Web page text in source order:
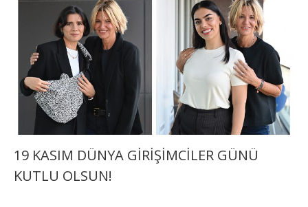
19 KASIM DÜNYA GİRİŞİMCİLER GÜNÜ
KUTLU OLSUN!